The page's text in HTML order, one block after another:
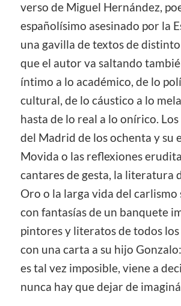
verso de Miguel Hernández,
españolísimo asesinado por la
una gavilla de textos de
que el autor va saltando
íntimo a lo académico, de lo
cultural, de lo cáustico a lo
hasta de lo real a lo onírico.
del Madrid de los ochenta y su
Movida o las reflexiones
cantares de gesta, la literatura
Oro o la larga vida del carlismo
con fantasías de un banquete
pintores y literatos de todos los
con una carta a su hijo
es tal vez imposible, viene a
nunca hay que dejar de